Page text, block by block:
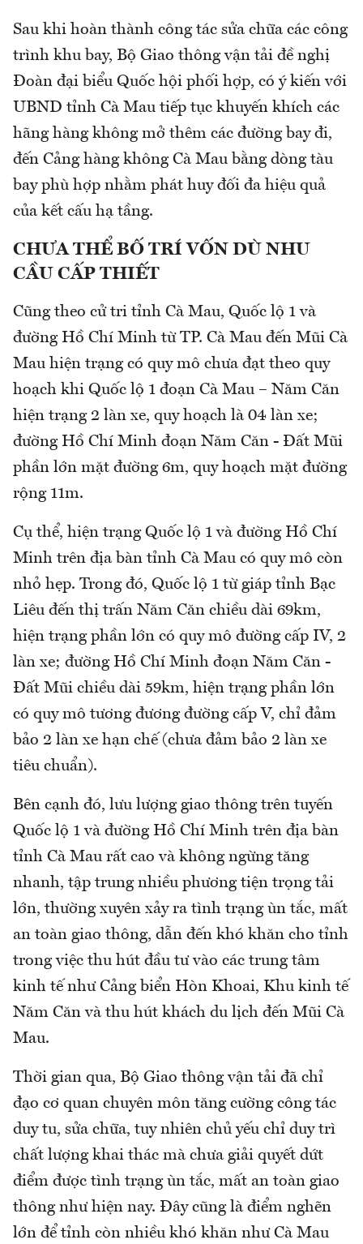
Sau khi hoàn thành công tác sửa chữa các công
trình khu bay, Bộ Giao thông vận tải đề nghị
Đoàn đại biểu Quốc hội phối hợp, có ý kiến với
UBND tỉnh Cà Mau tiếp tục khuyến khích các
hãng hàng không mở thêm các đường bay đi,
đến Cảng hàng không Cà Mau bằng dòng tàu
bay phù hợp nhằm phát huy đối đa hiệu quả
của kết cấu hạ tầng.
CHƯA THỂ BỐ TRÍ VỐN DÙ NHU
CẦU CẤP THIẾT
Cũng theo cử tri tỉnh Cà Mau, Quốc lộ 1 và
đường Hồ Chí Minh từ TP. Cà Mau đến Mũi Cà
Mau hiện trạng có quy mô chưa đạt theo quy
hoạch khi Quốc lộ 1 đoạn Cà Mau – Năm Căn
hiện trạng 2 làn xe, quy hoạch là 04 làn xe;
đường Hồ Chí Minh đoạn Năm Căn - Đất Mũi
phần lớn mặt đường 6m, quy hoạch mặt đường
rộng 11m.
Cụ thể, hiện trạng Quốc lộ 1 và đường Hồ Chí
Minh trên địa bàn tỉnh Cà Mau có quy mô còn
nhỏ hẹp. Trong đó, Quốc lộ 1 từ giáp tỉnh Bạc
Liêu đến thị trấn Năm Căn chiều dài 69km,
hiện trạng phần lớn có quy mô đường cấp IV, 2
làn xe; đường Hồ Chí Minh đoạn Năm Căn -
Đất Mũi chiều dài 59km, hiện trạng phần lớn
có quy mô tương đương đường cấp V, chỉ đảm
bảo 2 làn xe hạn chế (chưa đảm bảo 2 làn xe
tiêu chuẩn).
Bên cạnh đó, lưu lượng giao thông trên tuyến
Quốc lộ 1 và đường Hồ Chí Minh trên địa bàn
tỉnh Cà Mau rất cao và không ngừng tăng
nhanh, tập trung nhiều phương tiện trọng tải
lớn, thường xuyên xảy ra tình trạng ùn tắc, mất
an toàn giao thông, dẫn đến khó khăn cho tỉnh
trong việc thu hút đầu tư vào các trung tâm
kinh tế như Cảng biển Hòn Khoai, Khu kinh tế
Năm Căn và thu hút khách du lịch đến Mũi Cà
Mau.
Thời gian qua, Bộ Giao thông vận tải đã chỉ
đạo cơ quan chuyên môn tăng cường công tác
duy tu, sửa chữa, tuy nhiên chủ yếu chỉ duy trì
chất lượng khai thác mà chưa giải quyết dứt
điểm được tình trạng ùn tắc, mất an toàn giao
thông như hiện nay. Đây cũng là điểm nghẽn
lớn để tỉnh còn nhiều khó khăn như Cà Mau